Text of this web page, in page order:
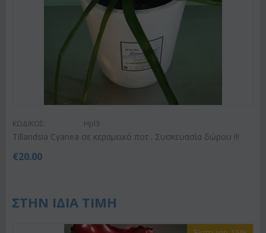
ΚΩΔΙΚΟΣ: Hpl3
Tillandsia Cyanea σε κεραμεικό ποτ . Συσκευασία δώρου !!!
€20.00
ΣΤΗΝ ΙΔΙΑ ΤΙΜΗ